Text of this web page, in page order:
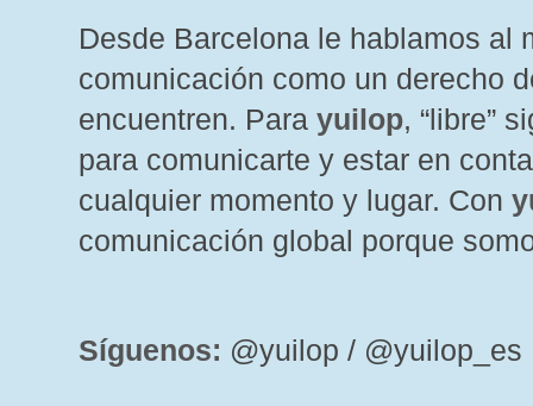
Desde Barcelona le hablamos al
comunicación como un derecho
encuentren. Para yuilop, “libre”
para comunicarte y estar en
cualquier momento y lugar. Con
comunicación global porque
Síguenos: @yuilop / @yuilop_es